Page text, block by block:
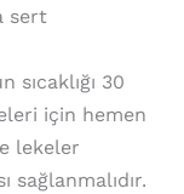
sert
sıcaklığı 30
için hemen
lekeler